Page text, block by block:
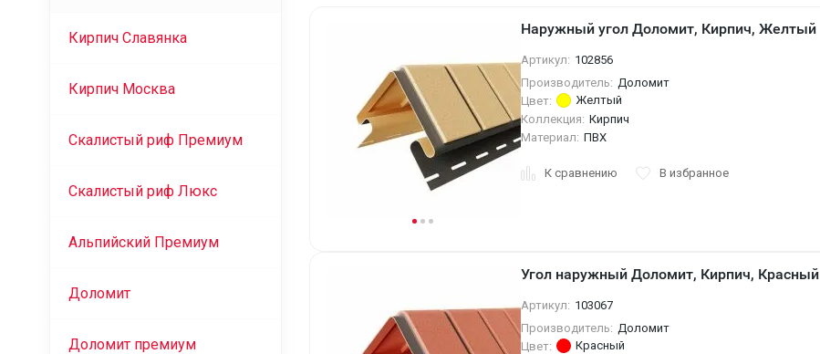
Наружный угол Доломит, Кирпич, Желтый
Артикул: 102856
Производитель: Доломит
Цвет:
Желтый
Коллекция: Кирпич
Материал: ПВХ
К сравнению В избранное
Угол наружный Доломит, Кирпич, Красный
Артикул: 103067
Производитель: Доломит
Цвет:
Красный
Кирпич Славянка
Кирпич Москва
Скалистый риф Премиум
Скалистый риф Люкс
Альпийский Премиум
Доломит
Доломит премиум